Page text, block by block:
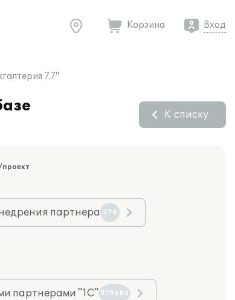
Корзина Вход
7.7"
К списку
партнера 278
партнерами "1С" 575686